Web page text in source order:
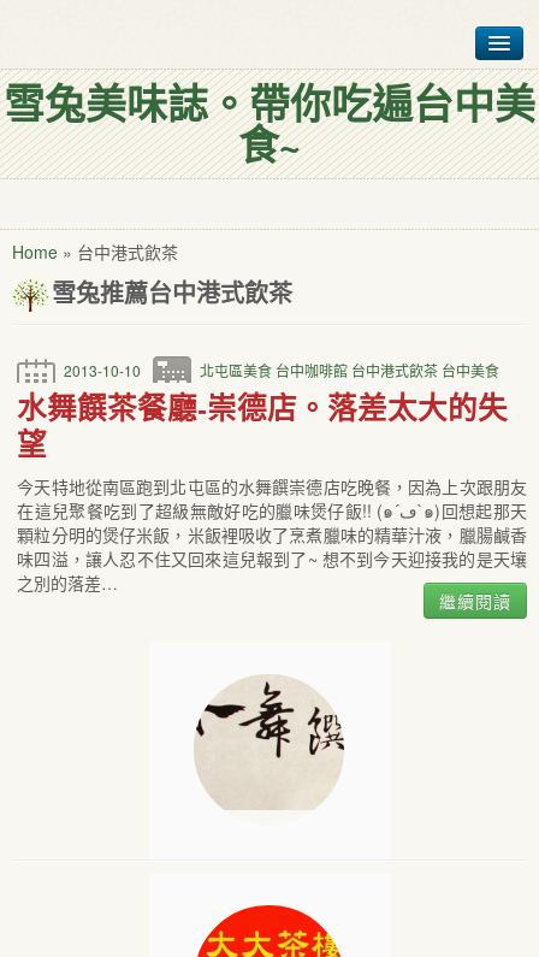
雪兔美味誌。帶你吃遍台中美
食~
首頁
台中美食排行榜
Home » 台中港式飲茶
雪兔推薦台中港式飲茶
2013-10-10 北屯區美食 台中咖啡館 台中港式飲茶 台中美食
水舞饌茶餐廳-崇德店。落差太大的失
望
今天特地從南區跑到北屯區的水舞饌崇德店吃晚餐，因為上次跟朋友
在這兒聚餐吃到了超級無敵好吃的臘味煲仔飯!! (๑´ڡ`๑)回想起那天
顆粒分明的煲仔米飯，米飯裡吸收了烹煮臘味的精華汁液，臘腸鹹香
味四溢，讓人忍不住又回來這兒報到了~ 想不到今天迎接我的是天壤
之別的落差…
繼續閱讀